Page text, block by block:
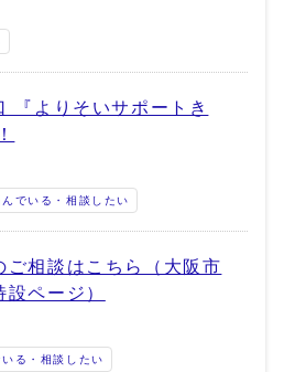
『よりそいサポートき
んでいる・相談したい
ご相談はこちら（大阪市
ページ）
る・相談したい